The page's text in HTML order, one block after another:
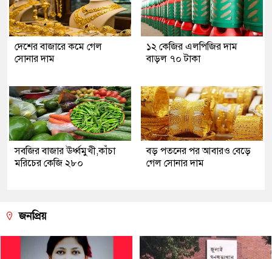
দেশের বাজারে কমে গেল
সোনার দাম
১২ কেজির এলপিজির দাম
বাড়ল ৭০ টাকা
সবজির বাজার ঊর্ধ্বমুখী,কাঁচা
মরিচের কেজি ২৮০
বড় পতনের পর আবারও বেড়ে
গেল সোনার দাম
জনপ্রিয়